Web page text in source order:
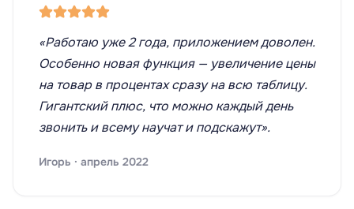
«Работаю уже 2 года, приложением доволен.
Особенно новая функция — увеличение цены
на товар в процентах сразу на всю таблицу.
Гигантский плюс, что можно каждый день
звонить и всему научат и подскажут».
Игорь · апрель 2022